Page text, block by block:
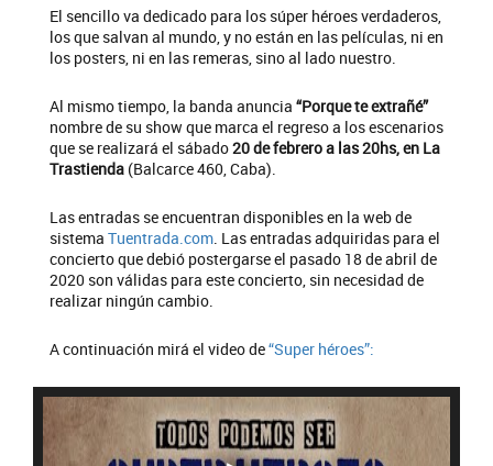
El sencillo va dedicado para los súper héroes verdaderos,
los que salvan al mundo, y no están en las películas, ni en
los posters, ni en las remeras, sino al lado nuestro.
Al mismo tiempo, la banda anuncia “Porque te extrañé”
nombre de su show que marca el regreso a los escenarios
que se realizará el sábado20 de febrero a las 20hs, en La
Trastienda (Balcarce 460, Caba).
Las entradas se encuentran disponibles en la web de
sistema Tuentrada.com. Las entradas adquiridas para el
concierto que debió postergarse el pasado 18 de abril de
2020 son válidas para este concierto, sin necesidad de
realizar ningún cambio.
A continuación mirá el video de“Super héroes”: